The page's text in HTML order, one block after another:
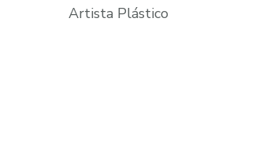
Artista Plástico